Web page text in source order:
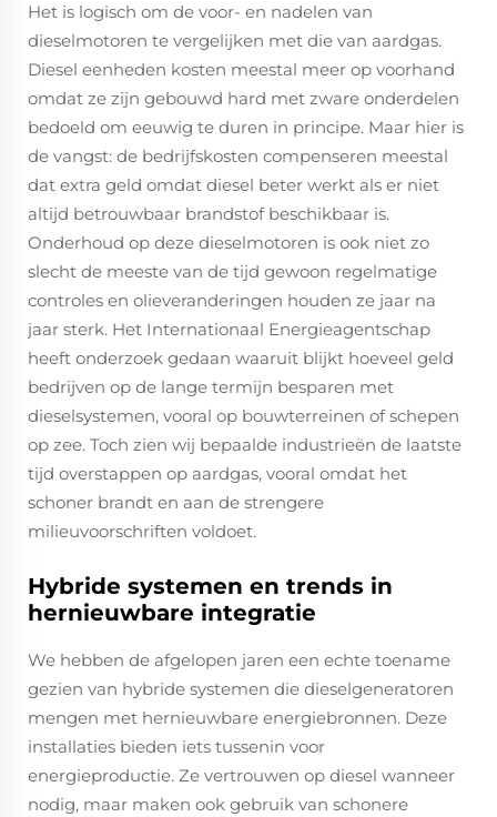
Het is logisch om de voor- en nadelen van
dieselmotoren te vergelijken met die van aardgas.
Diesel eenheden kosten meestal meer op voorhand
omdat ze zijn gebouwd hard met zware onderdelen
bedoeld om eeuwig te duren in principe. Maar hier is
de vangst: de bedrijfskosten compenseren meestal
dat extra geld omdat diesel beter werkt als er niet
altijd betrouwbaar brandstof beschikbaar is.
Onderhoud op deze dieselmotoren is ook niet zo
slecht de meeste van de tijd gewoon regelmatige
controles en olieveranderingen houden ze jaar na
jaar sterk. Het Internationaal Energieagentschap
heeft onderzoek gedaan waaruit blijkt hoeveel geld
bedrijven op de lange termijn besparen met
dieselsystemen, vooral op bouwterreinen of schepen
op zee. Toch zien wij bepaalde industrieën de laatste
tijd overstappen op aardgas, vooral omdat het
schoner brandt en aan de strengere
milieuvoorschriften voldoet.
Hybride systemen en trends in
hernieuwbare integratie
We hebben de afgelopen jaren een echte toename
gezien van hybride systemen die dieselgeneratoren
mengen met hernieuwbare energiebronnen. Deze
installaties bieden iets tussenin voor
energieproductie. Ze vertrouwen op diesel wanneer
nodig, maar maken ook gebruik van schonere